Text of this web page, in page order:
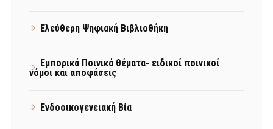
Ελεύθερη Ψηφιακή Βιβλιοθήκη
Εμπορικά Ποινικά θέματα- ειδικοί ποινικοί
νόμοι και αποφάσεις
Ενδοοικογενειακή Βία